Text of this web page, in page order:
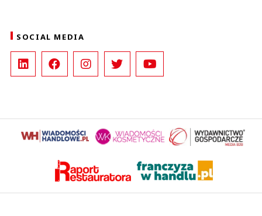
SOCIAL MEDIA